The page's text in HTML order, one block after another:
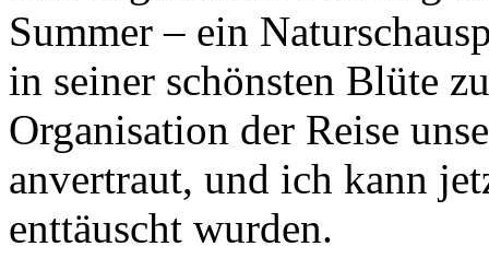
Summer – ein
in seiner schönsten Blüte
Organisation der Reise
anvertraut, und ich kann
enttäuscht wurden.